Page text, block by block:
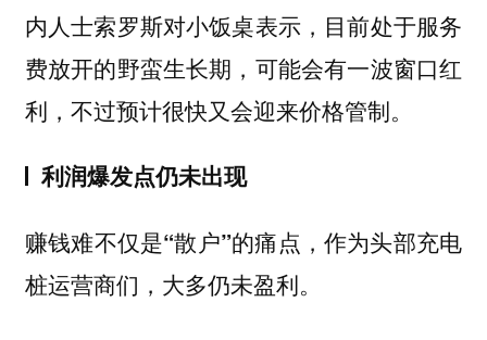
内人士索罗斯对小饭桌表示，目前处于服务
费放开的野蛮生长期，可能会有一波窗口红
利，不过预计很快又会迎来价格管制。
利润爆发点仍未出现
赚钱难不仅是“散户”的痛点，作为头部充电
桩运营商们，大多仍未盈利。